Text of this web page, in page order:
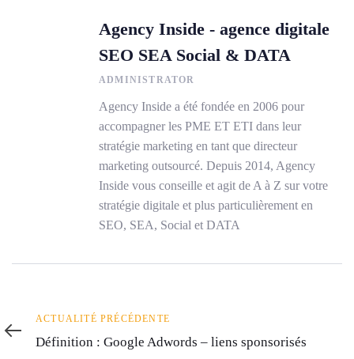
Agency Inside - agence digitale
SEO SEA Social & DATA
ADMINISTRATOR
Agency Inside a été fondée en 2006 pour
accompagner les PME ET ETI dans leur
stratégie marketing en tant que directeur
marketing outsourcé. Depuis 2014, Agency
Inside vous conseille et agit de A à Z sur votre
stratégie digitale et plus particulièrement en
SEO, SEA, Social et DATA
Actualité
précédente
ACTUALITÉ PRÉCÉDENTE
Définition : Google Adwords – liens sponsorisés